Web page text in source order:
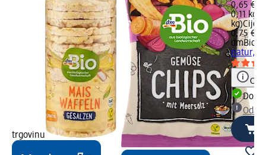
trgovinu
0,65 €
0,11 kg
kg)
0,75 €
dmBio
natur,